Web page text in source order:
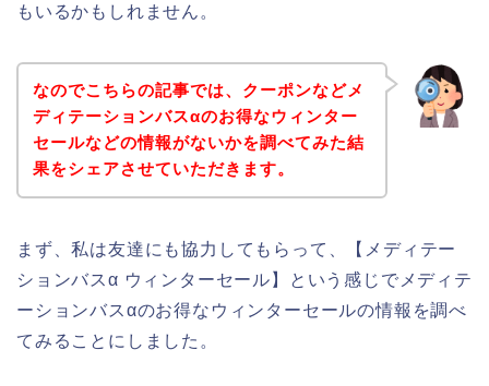
もいるかもしれません。
なのでこちらの記事では、クーポンなどメ
ディテーションバスαのお得なウィンター
セールなどの情報がないかを調べてみた結
果をシェアさせていただきます。
まず、私は友達にも協力してもらって、【メディテー
ションバスα ウィンターセール】という感じでメディテ
ーションバスαのお得なウィンターセールの情報を調べ
てみることにしました。